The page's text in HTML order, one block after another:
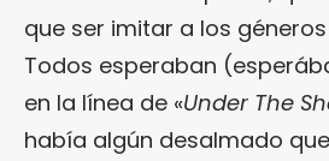
que ser imitar a los
Todos esperaban
en la línea de «Under The
había algún desalmado